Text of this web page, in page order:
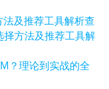
查
择方法及推荐工具解